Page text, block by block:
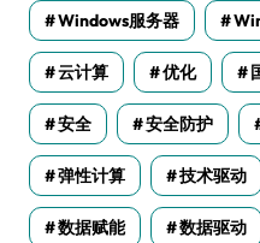
Windows服务器
云计算 优化
安全 安全防护
弹性计算 技术驱动
数据赋能 数据驱动